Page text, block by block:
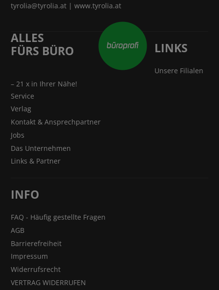
tyrolia@tyrolia.at |www.tyrolia.at
ALLES
FÜRS BÜRO
LINKS
Unsere Filialen
– 21 x in Ihrer Nähe!
Service
Verlag
Kontakt & Ansprechpartner
Jobs
Das Unternehmen
Links & Partner
INFO
FAQ - Häufig gestellte Fragen
AGB
Barrierefreiheit
Impressum
Widerrufsrecht
VERTRAG WIDERRUFEN